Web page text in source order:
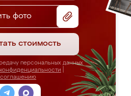
фото
стоимость
персональных данных
соглашению